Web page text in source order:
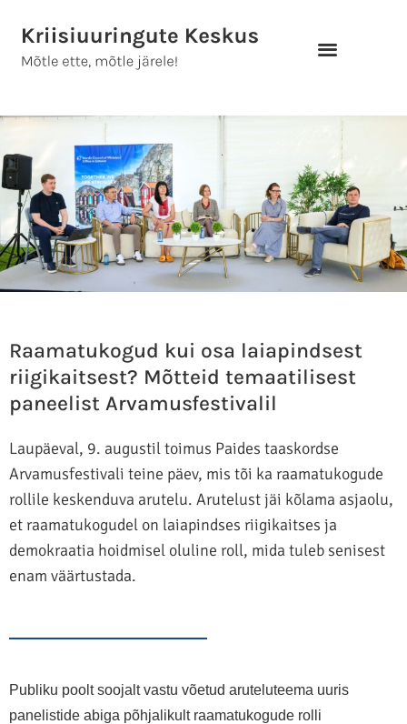
content
Raamatukogud kui osa laiapindsest
riigikaitsest? Mõtteid temaatilisest
paneelist Arvamusfestivalil
Laupäeval, 9. augustil toimus Paides taaskordse
Arvamusfestivali teine päev, mis tõi ka raamatukogude
rollile keskenduva arutelu. Arutelust jäi kõlama asjaolu,
et raamatukogudel on laiapindses riigikaitses ja
demokraatia hoidmisel oluline roll, mida tuleb senisest
enam väärtustada.
Publiku poolt soojalt vastu võetud aruteluteema uuris
panelistide abiga põhjalikult raamatukogude rolli